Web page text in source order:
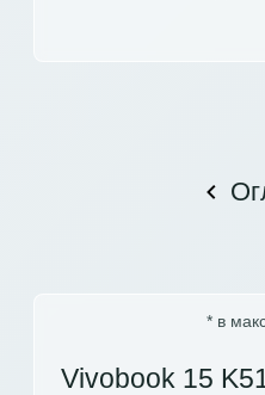
* в
Vivobook 15